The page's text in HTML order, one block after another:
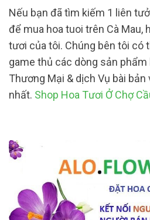
Nếu bạn đã tìm kiếm 1 liên
để mua hoa tuoi trên Cà Mau,
tươi của tôi. Chúng bên tôi có
game thủ các dòng sản
Thương Mại & dịch Vụ bài
nhất. Shop Hoa Tươi Ở Chợ